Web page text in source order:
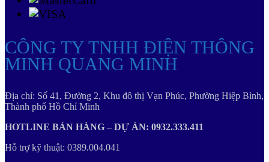
CÔNG TY TNHH ĐIỆN THÔNG
MINH QUANG MINH
Địa chỉ: Số 41, Đường 2, Khu đô thị Vạn Phúc, Phường Hiệp Bình,
Thành phố Hồ Chí Minh
HOTLINE BÁN HÀNG – DỰ ÁN: 0932.333.411
Hỗ trợ kỹ thuật: 0389.004.041